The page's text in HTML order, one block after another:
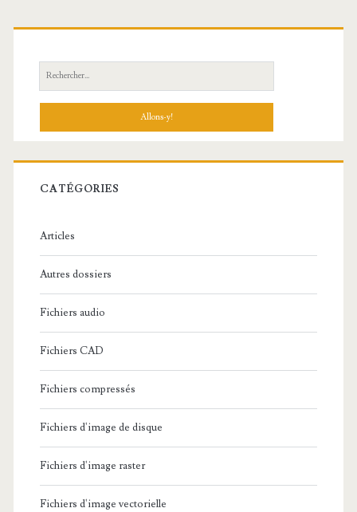
R
e
h
r
c
:
CATÉGORIES
Articles
Autres dossiers
Fichiers audio
Fichiers CAD
Fichiers compressés
Fichiers d'image de disque
Fichiers d'image raster
Fichiers d'image vectorielle